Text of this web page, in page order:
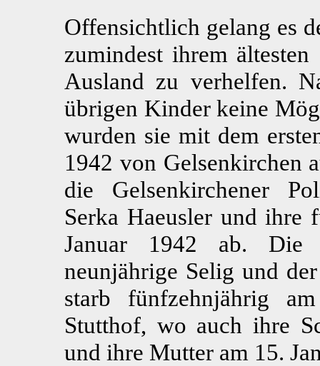
Offensichtlich gelang es
zumindest ihrem
Ausland zu verhelfen.
übrigen Kinder keine
wurden sie mit dem
1942 von Gelsenkirchen
die Gelsenkirchener
Serka Haeusler und
Januar 1942 ab. Die
neunjährige Selig und
starb fünfzehnjährig
Stutthof, wo auch ihre
und ihre Mutter am 15.